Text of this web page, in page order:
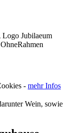
- mehr Infos